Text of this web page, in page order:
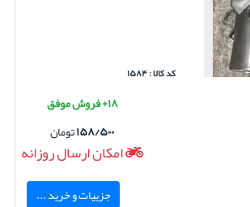
کد کالا : ۱۵۸۴
۱۸+ فروش موفق
۱۵۸/۵۰۰تومان
امکان ارسال روزانه
جزییات و خرید ...